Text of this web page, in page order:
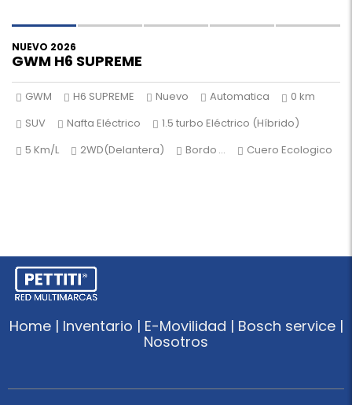
NUEVO 2026
GWM H6 SUPREME
GWM H6 SUPREME Nuevo Automatica
0 km
SUV
Nafta Eléctrico
1.5 turbo Eléctrico (Híbrido)
5 Km/L
2WD(Delantera) Bordo ... Cuero Ecologico
Home | Inventario | E-Movilidad | Bosch service |
Nosotros